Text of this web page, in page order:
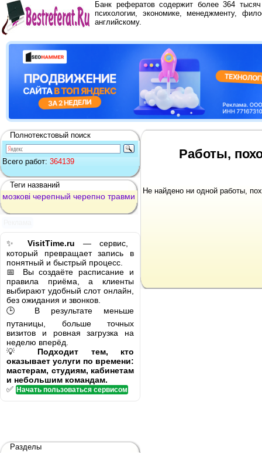
Банк рефератов содержит более 364
психологии, экономике, менеджменту,
английскому.
Полнотекстовый поиск
Всего работ: 364139
Теги названий
мозкові черепный черепно травми
✨ VisitTime.ru — сервис,
который превращает запись в
понятный и быстрый процесс.
📅 Вы создаёте расписание и
правила приёма, а клиенты
выбирают удобный слот онлайн,
без ожидания и звонков.
🕒 В результате меньше
путаницы, больше точных
визитов и ровная загрузка на
неделю вперёд.
💡 Подходит тем, кто
оказывает услуги по времени:
мастерам, студиям, кабинетам
и небольшим командам.
✅ Начать пользоваться сервисом
Разделы
Работы,
Не найдено ни одной работы,